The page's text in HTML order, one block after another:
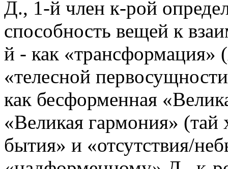
Д., 1-й член к-рой
способность вещей к
й - как «трансформация»
«телесной
как бесформенная
«Великая гармония» (тай
бытия» и «отсутствия/